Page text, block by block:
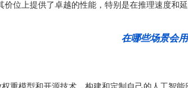
价位上提供了卓越的性能，特别是在推理速度和
在哪些场景会